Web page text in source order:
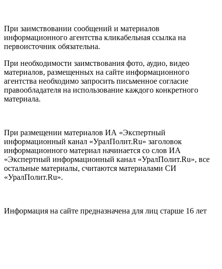
При заимствовании сообщений и материалов
информационного агентства кликабельная ссылка на
первоисточник обязательна.
При необходимости заимствования фото, аудио, видео
материалов, размещенных на сайте информационного
агентства необходимо запросить письменное согласие
правообладателя на использование каждого конкретного
материала.
При размещении материалов ИА «Экспертный
информационный канал «УралПолит.Ru» заголовок
информационного материал начинается со слов ИА
«Экспертный информационный канал «УралПолит.Ru», все
остальные материалы, считаются материалами СИ
«УралПолит.Ru».
Информация на сайте предназначена для лиц старше 16 лет